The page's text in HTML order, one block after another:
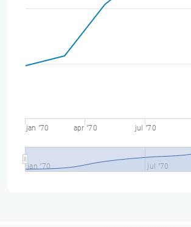
jan "70 apr "70 jul "70
jan "70 jul "70